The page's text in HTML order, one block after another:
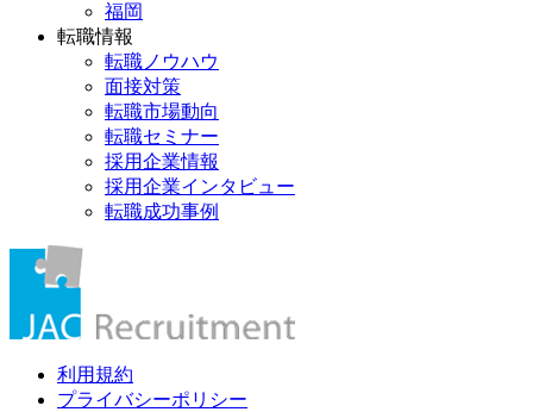
福岡
転職情報
転職ノウハウ
面接対策
転職市場動向
転職セミナー
採用企業情報
採用企業インタビュー
転職成功事例
利用規約
プライバシーポリシー